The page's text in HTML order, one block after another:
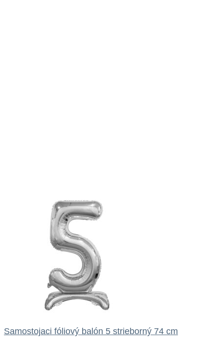
Samostojaci fóliový balón 5 strieborný 74 cm